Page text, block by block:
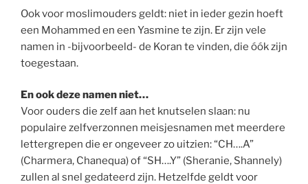
Ook voor moslimouders geldt: niet in ieder gezin hoeft
een Mohammed en een Yasmine te zijn. Er zijn vele
namen in -bijvoorbeeld- de Koran te vinden, die óók zijn
toegestaan.
En ook deze namen niet…
Voor ouders die zelf aan het knutselen slaan: nu
populaire zelfverzonnen meisjesnamen met meerdere
lettergrepen die er ongeveer zo uitzien: “CH….A”
(Charmera, Chanequa) of “SH….Y” (Sheranie, Shannely)
zullen al snel gedateerd zijn. Hetzelfde geldt voor